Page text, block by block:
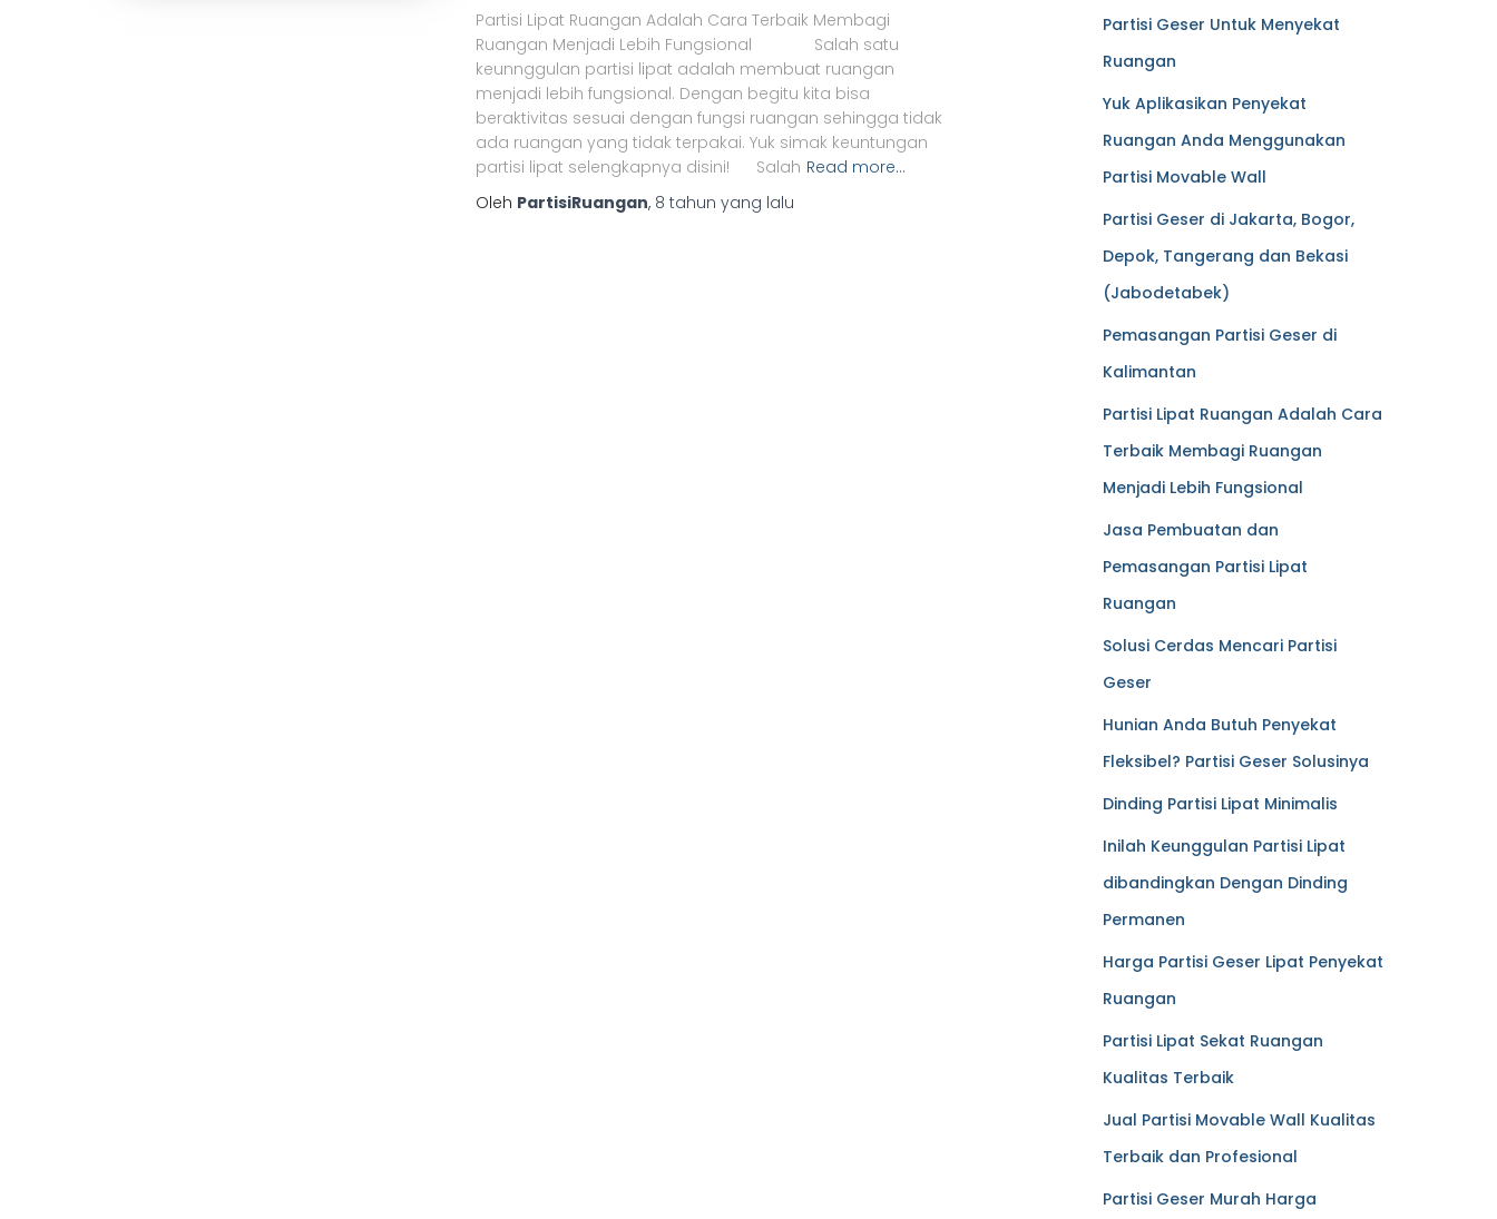
Partisi Lipat Ruangan Adalah Cara Terbaik Membagi
Ruangan Menjadi Lebih Fungsional Salah satu
keunnggulan partisi lipat adalah membuat ruangan
menjadi lebih fungsional. Dengan begitu kita bisa
beraktivitas sesuai dengan fungsi ruangan sehingga tidak
ada ruangan yang tidak terpakai. Yuk simak keuntungan
partisi lipat selengkapnya disini! Salah Read more…
Oleh PartisiRuangan, 8 tahun yang lalu
Partisi Geser Untuk Menyekat
Ruangan
Yuk Aplikasikan Penyekat
Ruangan Anda Menggunakan
Partisi Movable Wall
Partisi Geser di Jakarta, Bogor,
Depok, Tangerang dan Bekasi
(Jabodetabek)
Pemasangan Partisi Geser di
Kalimantan
Partisi Lipat Ruangan Adalah Cara
Terbaik Membagi Ruangan
Menjadi Lebih Fungsional
Jasa Pembuatan dan
Pemasangan Partisi Lipat
Ruangan
Solusi Cerdas Mencari Partisi
Geser
Hunian Anda Butuh Penyekat
Fleksibel? Partisi Geser Solusinya
Dinding Partisi Lipat Minimalis
Inilah Keunggulan Partisi Lipat
dibandingkan Dengan Dinding
Permanen
Harga Partisi Geser Lipat Penyekat
Ruangan
Partisi Lipat Sekat Ruangan
Kualitas Terbaik
Jual Partisi Movable Wall Kualitas
Terbaik dan Profesional
Partisi Geser Murah Harga